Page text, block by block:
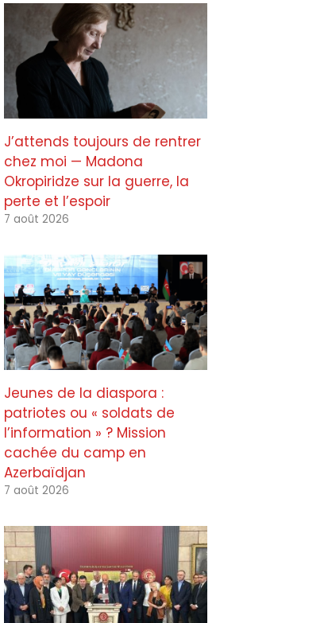
J’attends toujours de rentrer
chez moi — Madona
Okropiridze sur la guerre, la
perte et l’espoir
7 août 2026
Jeunes de la diaspora :
patriotes ou « soldats de
l’information » ? Mission
cachée du camp en
Azerbaïdjan
7 août 2026